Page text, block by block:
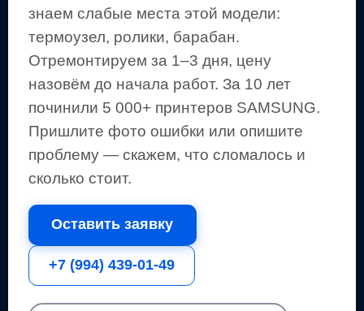
знаем слабые места этой модели:
термоузел, ролики, барабан.
Отремонтируем за 1–3 дня, цену
назовём до начала работ. За 10 лет
починили 5 000+ принтеровSAMSUNG.
Пришлите фото ошибки или опишите
проблему — скажем, что сломалось и
сколько стоит.
Оставить заявку
+7 (994) 439-01-49